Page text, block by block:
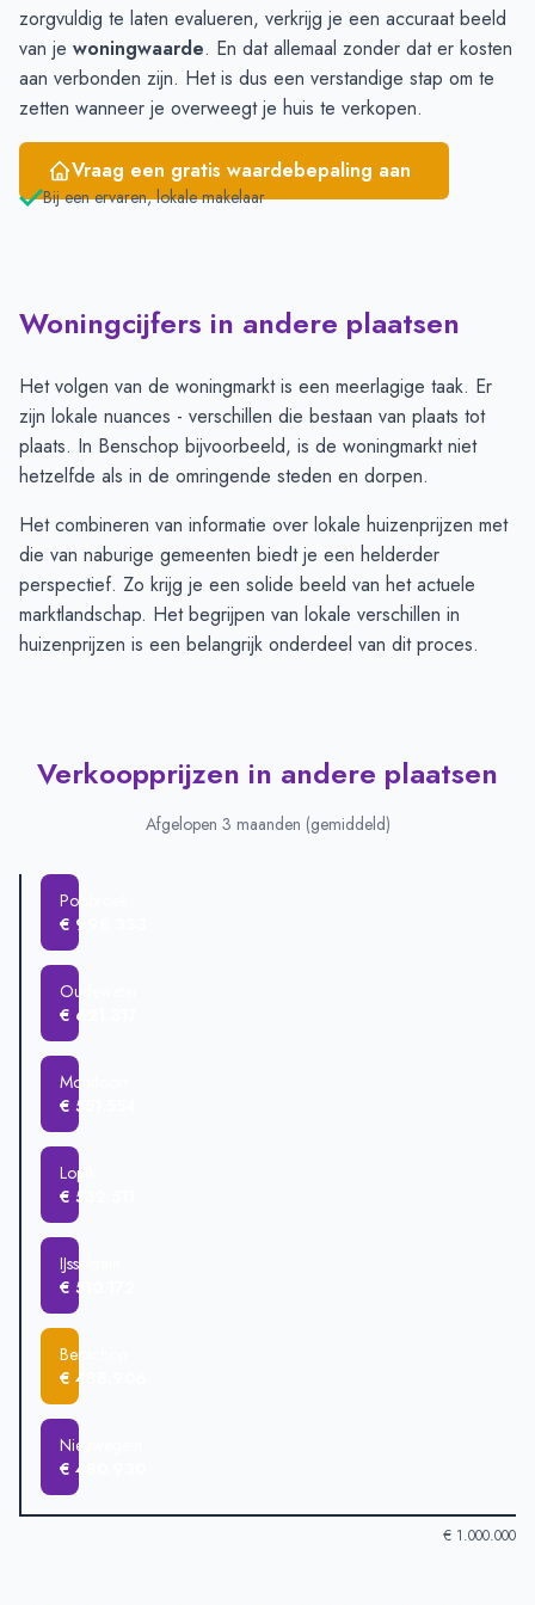
zorgvuldig te laten evalueren, verkrijg je een accuraat beeld
van je woningwaarde. En dat allemaal zonder dat er kosten
aan verbonden zijn. Het is dus een verstandige stap om te
zetten wanneer je overweegt je huis te verkopen.
Vraag een gratis waardebepaling aan
Bij een ervaren, lokale makelaar
Woningcijfers in andere plaatsen
Het volgen van de woningmarkt is een meerlagige taak. Er
zijn lokale nuances - verschillen die bestaan van plaats tot
plaats. In Benschop bijvoorbeeld, is de woningmarkt niet
hetzelfde als in de omringende steden en dorpen.
Het combineren van informatie over lokale huizenprijzen met
die van naburige gemeenten biedt je een helderder
perspectief. Zo krijg je een solide beeld van het actuele
marktlandschap. Het begrijpen van lokale verschillen in
huizenprijzen is een belangrijk onderdeel van dit proces.
Verkoopprijzen in andere plaatsen
Afgelopen 3 maanden (gemiddeld)
Polsbroek
€ 998.333
Oudewater
€ 621.317
Montfoort
€ 551.554
Lopik
€ 532.511
IJsselstein
€ 510.172
Benschop
€ 488.906
Nieuwegein
€ 480.930
€ 1.000.000